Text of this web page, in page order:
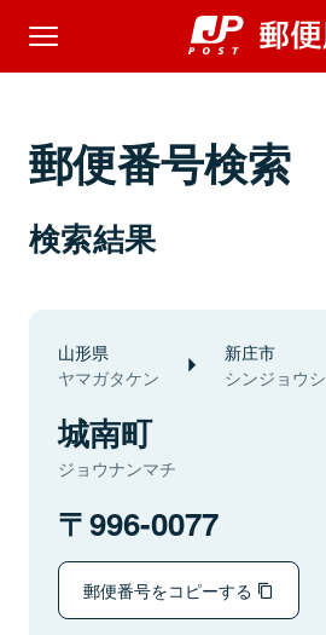
郵便番号検索
検索結果
山形県
ヤマガタケン
新庄市
シンジョウシ
城南町
ジョウナンマチ
996-0077
郵便番号をコピーする